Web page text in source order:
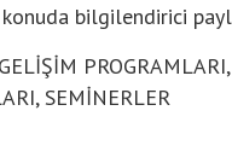
bilgilendirici
SEMİNERLER